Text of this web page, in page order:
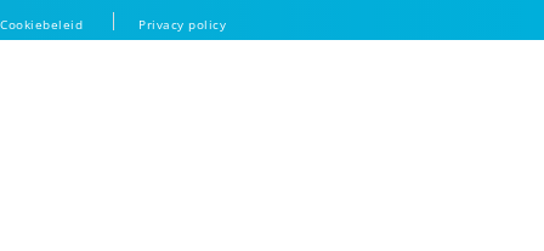
Cookiebeleid Privacy policy